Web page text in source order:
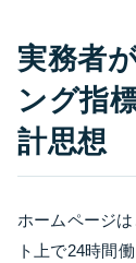
実務者
ング指
計思想
ホームページ
ト上で24時間